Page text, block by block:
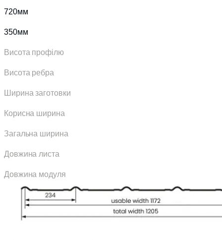
720мм
350мм
Висота профілю
Висота ребра
Ширина заготовки
Корисна ширина
Загальна ширина
Довжина листа
Довжина модуля